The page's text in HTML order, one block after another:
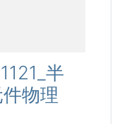
半
物理